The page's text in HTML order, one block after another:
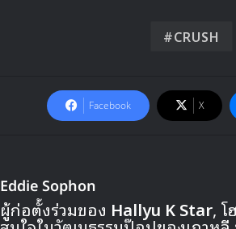
CRUSH
Facebook X
Eddie Sophon
ผู้ก่อตั้งร่วมของ Hallyu K Star,